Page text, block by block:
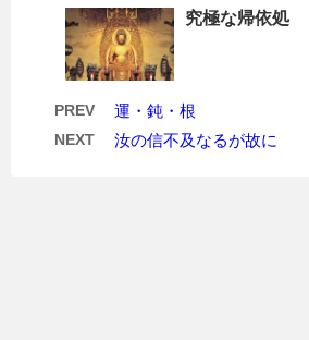
究極な帰依処
PREV 運・鈍・根
NEXT 汝の信不及なるが故に